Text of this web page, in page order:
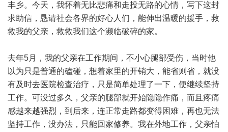
丰乡。今天，我怀着无比悲痛和走投无路的心情，写下这封
求助信，恳请社会各界的好心人们，能伸出温暖的援手，救
救我的父亲，救救我们这个濒临破碎的家。
去年5月，我的父亲在工作期间，不小心腿部受伤，当时他
以为只是普通的磕碰，想着家里的开销大，能省则省，就没
有及时去医院检查治疗，只是简单处理了一下，便继续坚持
工作。可没过多久，父亲的腿部就开始隐隐作痛，而且疼痛
感越来越强烈，到后来，连正常走路都变得困难，再也无法
坚持工作，没办法，只能回家修养。我在外地工作，父亲怕